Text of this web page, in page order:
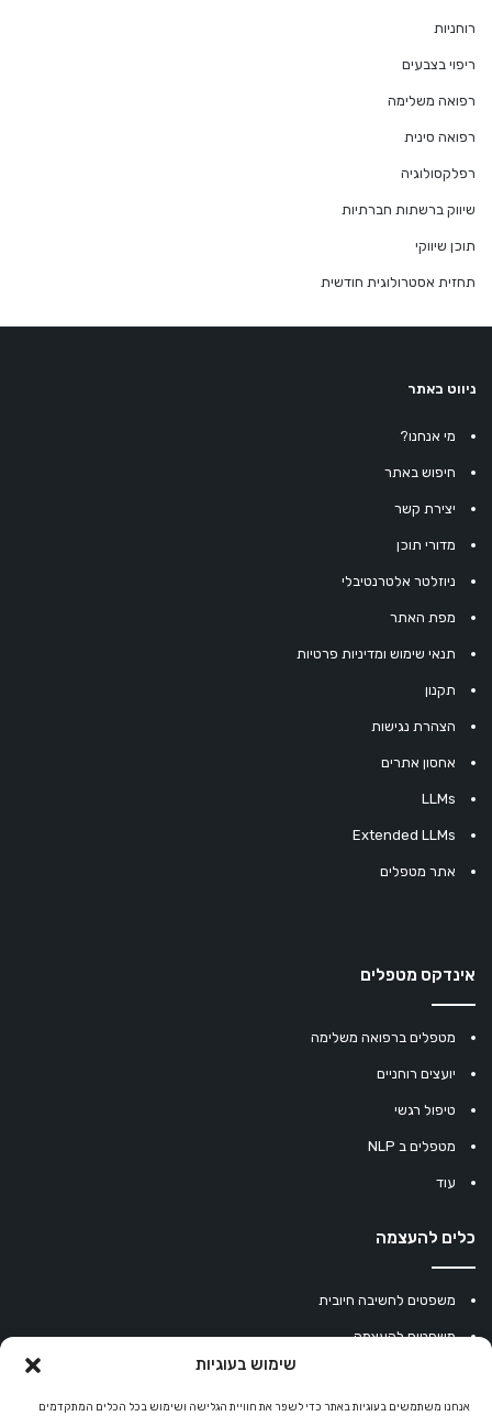
שימוש בעוגיות
אנחנו משתמשים בעוגיות באתר כדי לשפר את חוויית הגלישה ושימוש בכל הכלים המתקדמים
רוחניות
ריפוי בצבעים
רפואה משלימה
רפואה סינית
רפלקסולוגיה
שיווק ברשתות חברתיות
תוכן שיווקי
תחזית אסטרולוגית חודשית
ניווט באתר
מי אנחנו?
חיפוש באתר
יצירת קשר
מדורי תוכן
ניוזלטר אלטרנטיבלי
מפת האתר
תנאי שימוש ומדיניות פרטיות
תקנון
הצהרת נגישות
אחסון אתרים
LLMs
Extended LLMs
אתר מטפלים
אינדקס מטפלים
מטפלים ברפואה משלימה
יועצים רוחניים
טיפול רגשי
מטפלים ב NLP
עוד
כלים להעצמה
משפטים לחשיבה חיובית
משפטים להעצמה
מחשבון נומרולוגיה